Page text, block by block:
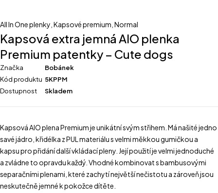
All In One plenky Kapsové premium Normal
Kapsová extra jemná AIO plenka
Premium patentky – Cute dogs
Značka
Bobánek
Kód produktu 5KPPM
Dostupnost
Skladem
Kapsová AIO plena Premium je unikátní svým střihem. Má našité jedno
savé jádro, křidélka z PUL materiálu s velmi měkkou gumičkou a
kapsu pro přidání další vkládací pleny. Její použití je velmi jednoduché
a zvládne to opravdu každý. Vhodné kombinovat s bambusovými
separačními plenami, které zachytí největší nečistotu a zároveň jsou
neskutečně jemné k pokožce dítěte.